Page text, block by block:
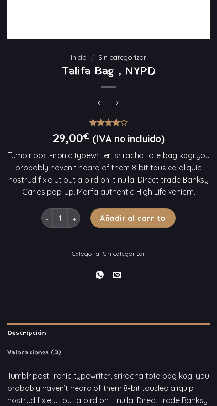
Inicio / Sin categorizar
Talifa Bag , NYPD
Valorado
con4.00
base a
valoraciones
de
clientes
29,00€ (IVA no incluido)
Tumblr post-ironic typewriter, sriracha tote bag kogi you
probably haven’t heard of them 8-bit tousled aliquip
nostrud fixie ut put a bird on it nulla. Direct trade Banksy
Carles pop-up. Marfa authentic High Life veniam.
Talifa Bag , NYPD cantidad
Añadir al carrito
Categoría: Sin categorizar
Descripción
Valoraciones (3)
Tumblr post-ironic typewriter, sriracha tote bag kogi you
probably haven’t heard of them 8-bit tousled aliquip
nostrud fixie ut put a bird on it nulla. Direct trade Banksy